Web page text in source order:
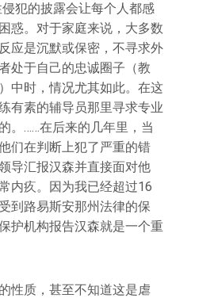
犯的披露会让每个人都感
惑。对于家庭来说，大多数
应是沉默或保密，不寻求外
处于自己的忠诚圈子（教
中时，情况尤其如此。在这
有素的辅导员那里寻求专业
。……在后来的几年里，当
们在判断上犯了严重的错
导汇报汉森并直接面对他
内疚。因为我已经超过16
到路易斯安那州法律的保
护机构报告汉森就是一个重
性质，甚至不知道这是虐